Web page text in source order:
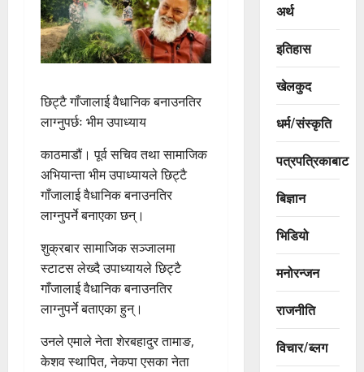
छिट्टै गाँजालाई वैधानिक बनाउनतिर
लाग्नुपर्छः भीम उपाध्याय
काठमाडौं। पूर्व सचिव तथा सामाजिक
अभियान्ता भीम उपाध्यायले छिट्टै
गाँजालाई वैधानिक बनाउनतिर
लाग्नुपर्ने बनाएका छन्।
शुक्रबार सामाजिक सञ्जालमा
स्टाटस लेख्दै उपाध्यायले छिट्टै
गाँजालाई वैधानिक बनाउनतिर
लाग्नुपर्ने बताएका हुन्।
उनले एमाले नेता शेरबहादुर तामाङ,
केशव स्थापित, नेकपा एसका नेता
अर्थ
इतिहास
खेलकुद
धर्म/संस्कृति
पत्रपत्रिकाबाट
बिज्ञान
भिडियो
मनोरन्जन
राजनीति
विचार/ब्लग